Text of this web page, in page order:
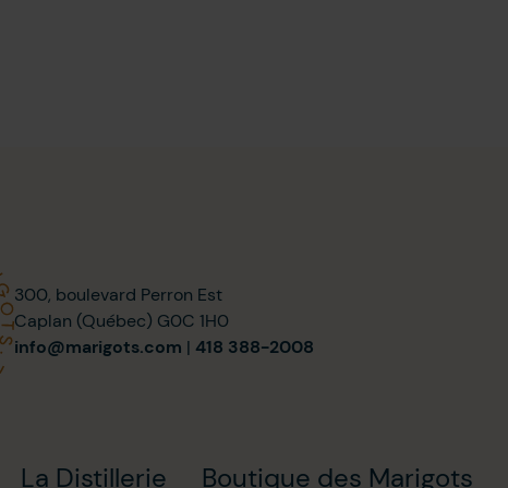
300, boulevard Perron Est
Caplan (Québec) G0C 1H0
info@marigots.com | 418 388-2008
La Distillerie Boutique des Marigots